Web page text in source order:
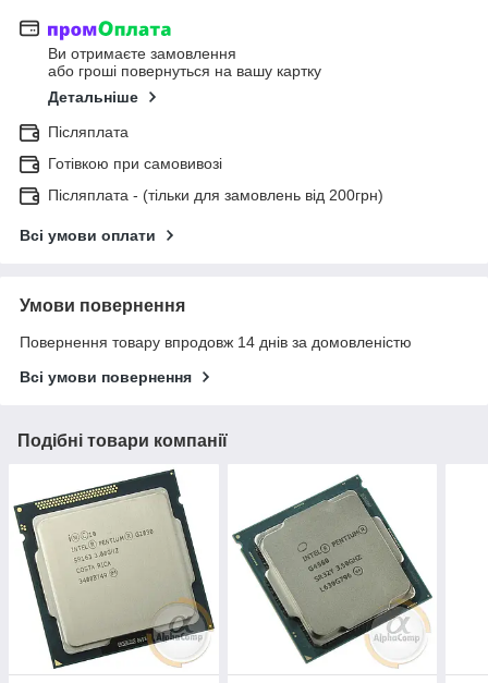
Ви отримаєте замовлення
або гроші повернуться на вашу картку
Детальніше
Післяплата
Готівкою при самовивозі
Післяплата - (тільки для замовлень від 200грн)
Всі умови оплати
Умови повернення
Повернення товару впродовж 14 днів за домовленістю
Всі умови повернення
Подібні товари компанії